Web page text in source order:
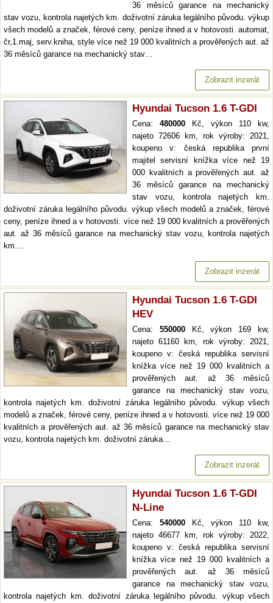
36 měsíců garance na mechanický
stav vozu, kontrola najetých km. doživotní záruka legálního původu. výkup
všech modelů a značek, férové ceny, peníze ihned a v hotovosti. automat,
čr,1.maj, serv.kniha, style více než 19 000 kvalitních a prověřených aut. až
36 měsíců garance na mechanický stav…
Zobrazit inzerát
Hyundai Tucson 1.6 T-GDI
Cena: 480000 Kč, výkon 110 kw,
najeto 72606 km, rok výroby: 2021,
koupeno v: česká republika první
majitel servisní knížka více než 19
000 kvalitních a prověřených aut. až
36 měsíců garance na mechanický
stav vozu, kontrola najetých km.
doživotní záruka legálního původu. výkup všech modelů a značek, férové
ceny, peníze ihned a v hotovosti. více než 19 000 kvalitních a prověřených
aut. až 36 měsíců garance na mechanický stav vozu, kontrola najetých
km.…
Zobrazit inzerát
Hyundai Tucson 1.6 T-GDI
HEV
Cena: 550000Kč, výkon 169 kw,
najeto 61160 km, rok výroby: 2021,
koupeno v: česká republika servisní
knížka více než 19 000 kvalitních a
prověřených aut. až 36 měsíců
garance na mechanický stav vozu,
kontrola najetých km. doživotní záruka legálního původu. výkup všech
modelů a značek, férové ceny, peníze ihned a v hotovosti. více než 19 000
kvalitních a prověřených aut. až 36 měsíců garance na mechanický stav
vozu, kontrola najetých km. doživotní záruka…
Zobrazit inzerát
Hyundai Tucson 1.6 T-GDI
N-Line
Cena: 540000 Kč, výkon 110 kw,
najeto 46677 km, rok výroby: 2022,
koupeno v: česká republika servisní
knížka více než 19 000 kvalitních a
prověřených aut. až 36 měsíců
garance na mechanický stav vozu,
kontrola najetých km. doživotní záruka legálního původu. výkup všech